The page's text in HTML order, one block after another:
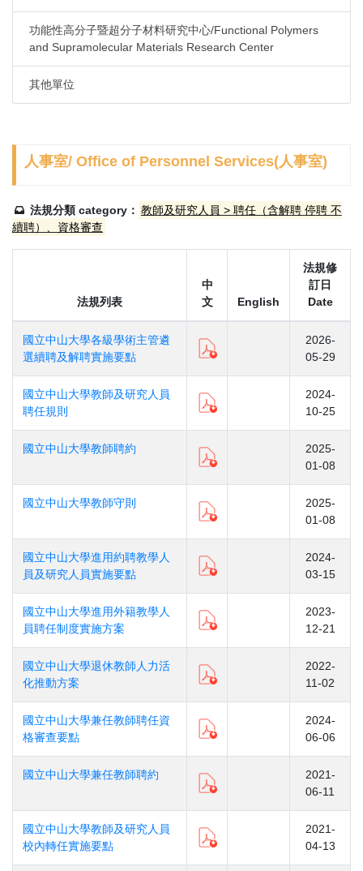
功能性高分子暨超分子材料研究中心/Functional Polymers
and Supramolecular Materials Research Center
其他單位
人事室/ Office of Personnel Services(人事室)
法規分類 category： 教師及研究人員 > 聘任（含解聘 停聘 不
續聘）、資格審查
法規列表
中
文
English
法規修
訂日
Date
國立中山大學各級學術主管遴
選續聘及解聘實施要點
2026-
05-29
國立中山大學教師及研究人員
聘任規則
2024-
10-25
國立中山大學教師聘約
2025-
01-08
國立中山大學教師守則
2025-
01-08
國立中山大學進用約聘教學人
員及研究人員實施要點
2024-
03-15
國立中山大學進用外籍教學人
員聘任制度實施方案
2023-
12-21
國立中山大學退休教師人力活
化推動方案
2022-
11-02
國立中山大學兼任教師聘任資
格審查要點
2024-
06-06
國立中山大學兼任教師聘約
2021-
06-11
國立中山大學教師及研究人員
校內轉任實施要點
2021-
04-13